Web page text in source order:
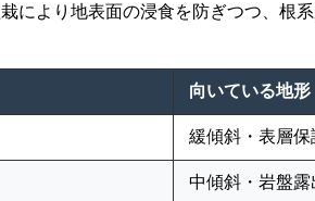
により地表面の浸食を防ぎつつ、根
向いている地形
緩傾斜・表層保
中傾斜・岩盤露